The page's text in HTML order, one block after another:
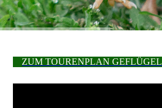
ZUM TOURENPLAN GEFLÜGEL